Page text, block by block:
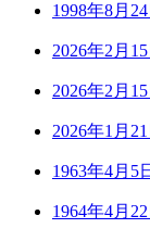
1998年8月
2026年2月
2026年2月
2026年1月
1963年4月5
1964年4月